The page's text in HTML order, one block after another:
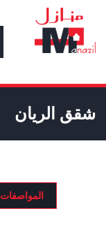
شقق الريان
المواصفات